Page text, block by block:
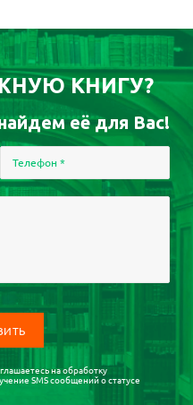
КНИГУ?
её для Вас!
Телефон *
наобработку
SMS сообщений о статусе